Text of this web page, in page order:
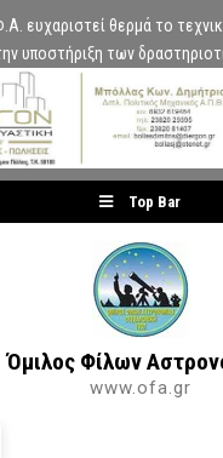
ευχαριστεί θερμά το
υποστήριξη των
Top Bar
Όμιλος Φίλων
www.ofa.gr